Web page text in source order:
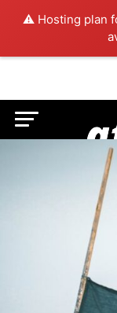
⚠️ Hosting plan